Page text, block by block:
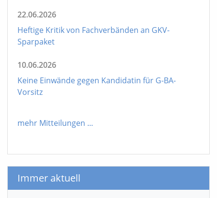
22.06.2026
Heftige Kritik von Fachverbänden an GKV-
Sparpaket
10.06.2026
Keine Einwände gegen Kandidatin für G-BA-
Vorsitz
mehr Mitteilungen ...
Immer aktuell